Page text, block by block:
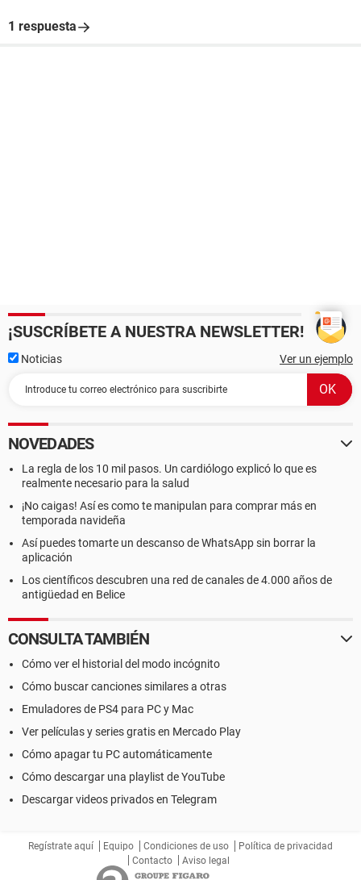
1 respuesta
¡SUSCRÍBETE A NUESTRA NEWSLETTER!
Noticias Ver un ejemplo
NOVEDADES
La regla de los 10 mil pasos. Un cardiólogo explicó lo que es
realmente necesario para la salud
¡No caigas! Así es como te manipulan para comprar más en
temporada navideña
Así puedes tomarte un descanso de WhatsApp sin borrar la
aplicación
Los científicos descubren una red de canales de 4.000 años de
antigüedad en Belice
CONSULTA TAMBIÉN
Cómo ver el historial del modo incógnito
Cómo buscar canciones similares a otras
Emuladores de PS4 para PC y Mac
Ver películas y series gratis en Mercado Play
Cómo apagar tu PC automáticamente
Cómo descargar una playlist de YouTube
Descargar videos privados en Telegram
Regístrate aquí Equipo Condiciones de uso
Política de privacidad
Contacto
Aviso legal